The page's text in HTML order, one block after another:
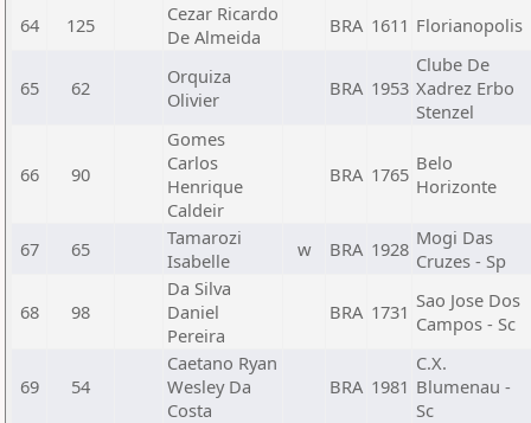
64
125
Cezar Ricardo
De Almeida
BRA 1611 Florianopolis
65 62
Orquiza
Olivier
BRA 1953
Clube De
Xadrez Erbo
Stenzel
66 90
Gomes
Carlos
Henrique
Caldeir
BRA 1765 Belo
Horizonte
67 65
Tamarozi
Isabelle
w BRA 1928 Mogi Das
Cruzes - Sp
68 98
Da Silva
Daniel
Pereira
BRA 1731 Sao Jose Dos
Campos - Sc
69 54
Caetano Ryan
Wesley Da
Costa
BRA 1981
C.X.
Blumenau -
Sc